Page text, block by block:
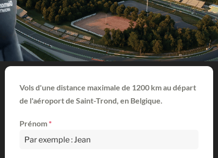
Vols d'une distance maximale de 1200 km au départ
de l'aéroport de Saint-Trond, en Belgique.
Prénom*